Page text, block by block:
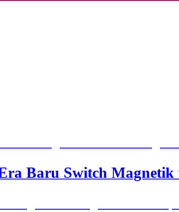
Baru Switch